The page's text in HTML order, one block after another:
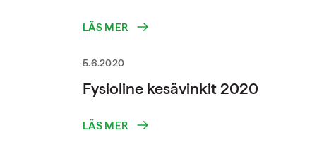
LÄS MER
5.6.2020
Fysioline kesävinkit 2020
LÄS MER